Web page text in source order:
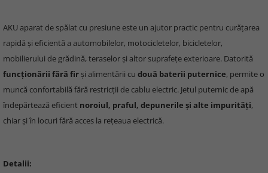
AKU aparat de spălat cu presiune este un ajutor practic pentru curățarea
rapidă și eficientă a automobilelor, motocicletelor, bicicletelor,
mobilierului de grădină, teraselor și altor suprafețe exterioare. Datorită
funcționării fără fir și alimentării cu două baterii puternice, permite o
muncă confortabilă fără restricții de cablu electric. Jetul puternic de apă
îndepărtează eficient noroiul, praful, depunerile și alte impurități,
chiar și în locuri fără acces la rețeaua electrică.
Detalii: